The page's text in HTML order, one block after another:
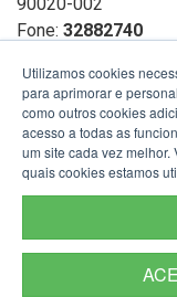
Fone: 32882740
Utilizamos cookies
para aprimorar e
como outros cookies
acesso a todas as
um site cada vez
quais cookies estamos